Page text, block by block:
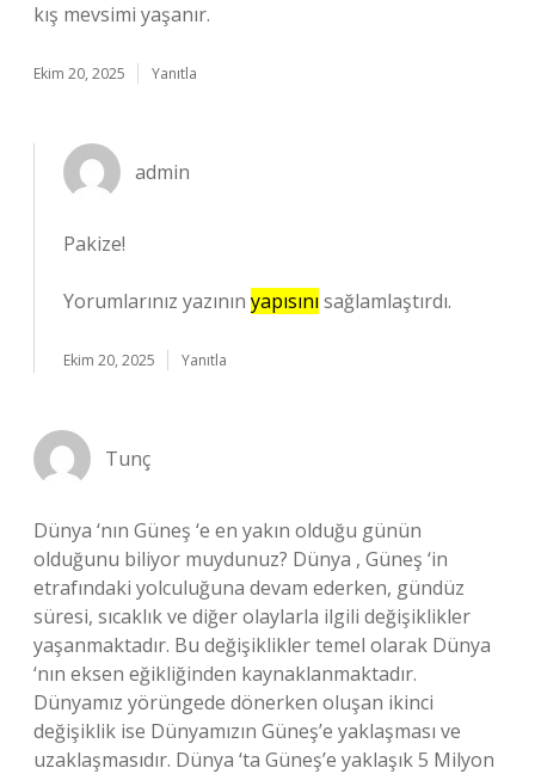
kış mevsimi yaşanır.
Ekim 20, 2025 Yanıtla
admin
Pakize!
Yorumlarınız yazının yapısını sağlamlaştırdı.
Ekim 20, 2025 Yanıtla
Tunç
Dünya ‘nın Güneş ‘e en yakın olduğu günün
olduğunu biliyor muydunuz? Dünya , Güneş ‘in
etrafındaki yolculuğuna devam ederken, gündüz
süresi, sıcaklık ve diğer olaylarla ilgili değişiklikler
yaşanmaktadır. Bu değişiklikler temel olarak Dünya
‘nın eksen eğikliğinden kaynaklanmaktadır.
Dünyamız yörüngede dönerken oluşan ikinci
değişiklik ise Dünyamızın Güneş’e yaklaşması ve
uzaklaşmasıdır. Dünya ‘ta Güneş’e yaklaşık 5 Milyon